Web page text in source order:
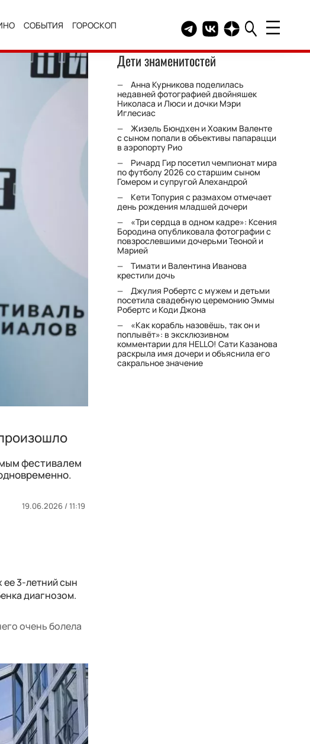
СОБЫТИЯ ГОРОСКОП Telegram канал HELLO
Группа HELLO
Канал HELLO в
фестивалем
19.06.2026 / 11:19
3-летний сын
диагнозом.
очень болела
Дети знаменитостей
Анна Курникова поделилась
недавней фотографией двойняшек
Николаса и Люси и дочки Мэри
Иглесиас
Жизель Бюндхен и Хоаким Валенте
с сыном попали в объективы папарацци
в аэропорту Рио
Ричард Гир посетил чемпионат мира
по футболу 2026 со старшим сыном
Гомером и супругой Алехандрой
Кети Топурия с размахом отмечает
день рождения младшей дочери
«Три сердца в одном кадре»: Ксения
Бородина опубликовала фотографии с
повзрослевшими дочерьми Теоной и
Марией
Тимати и Валентина Иванова
крестили дочь
Джулия Робертс с мужем и детьми
посетила свадебную церемонию Эммы
Робертс и Коди Джона
«Как корабль назовёшь, так он и
поплывёт»: в эксклюзивном
комментарии для HELLO! Сати Казанова
раскрыла имя дочери и объяснила его
сакральное значение